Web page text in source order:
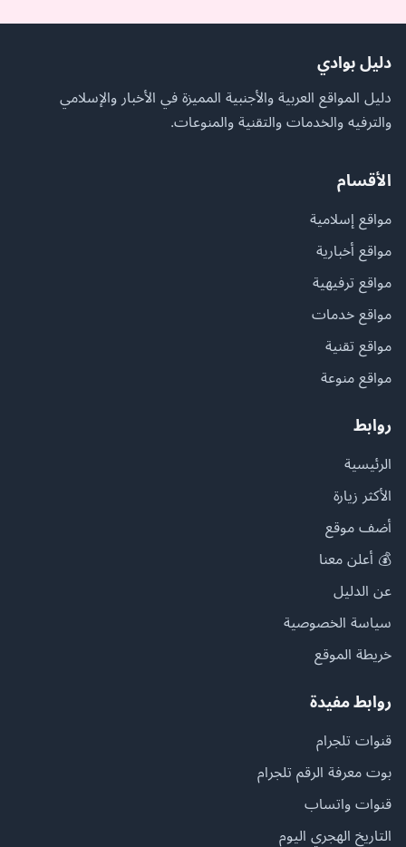
دليل بوادي
دليل المواقع العربية والأجنبية المميزة في الأخبار والإسلامي
والترفيه والخدمات والتقنية والمنوعات.
الأقسام
مواقع إسلامية
مواقع أخبارية
مواقع ترفيهية
مواقع خدمات
مواقع تقنية
مواقع منوعة
روابط
الرئيسية
الأكثر زيارة
أضف موقع
💰 أعلن معنا
عن الدليل
سياسة الخصوصية
خريطة الموقع
روابط مفيدة
قنوات تلجرام
بوت معرفة الرقم تلجرام
قنوات واتساب
التاريخ الهجري اليوم